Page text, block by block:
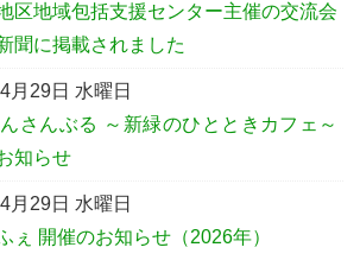
区地域包括支援センター主催の交流会
聞に掲載されました
月29日 水曜日
さんぶる ～新緑のひとときカフェ～
知らせ
月29日 水曜日
ぇ 開催のお知らせ（2026年）